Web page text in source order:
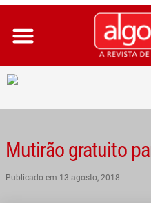
Ir
para
conteúdo
Mutirão gratuito
Publicado em 13 agosto, 2018